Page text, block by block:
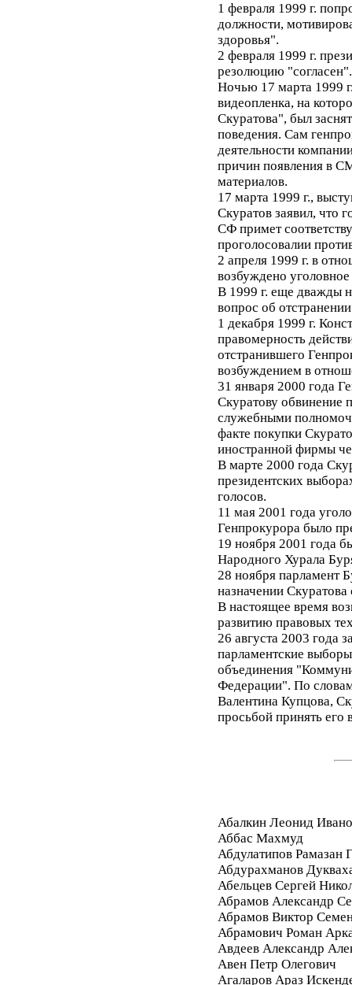
1 февраля 1999 г.
должности,
здоровья".
2 февраля 1999 г.
резолюцию "согласен".
Ночью 17 марта 1999
видеопленка, на
Скуратова", был
поведения. Сам
деятельности
причин появления в
материалов.
17 марта 1999 г.,
Скуратов заявил, что
СФ примет
проголосовалии
2 апреля 1999 г. в
возбуждено уголовное
В 1999 г. еще дважды
вопрос об
1 декабря 1999 г.
правомерность
отстранившего
возбуждением в
31 января 2000 года
Скуратову обвинение
служебными
факте покупки
иностранной фирмы
В марте 2000 года
президентских
голосов.
11 мая 2001 года
Генпрокурора было
19 ноября 2001 года
Народного Хурала
28 ноября парламент
назначении
В настоящее время
развитию правовых
26 августа 2003 года
парламентские
объединения
Федерации". По
Валентина Купцова,
просьбой принять его
Абалкин Леонид
Аббас Махмуд
Абдулатипов Рамазан
Абдурахманов
Абельцев Сергей
Абрамов Александр
Абрамов Виктор
Абрамович Роман
Авдеев Александр
Авен Петр Олегович
Агаларов Араз